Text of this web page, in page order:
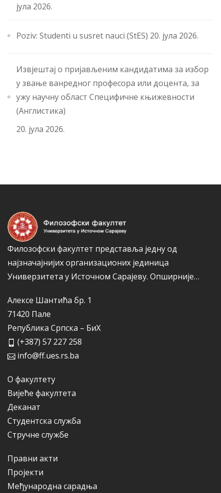
јула 2026.
Poziv: Studenti u susret nauci (StES) 20. јула 2026.
Извјештај о пријављеним кандидатима за избор
у звање ванредног професора или доцента, за
ужу научну област Специфичне књижевности
(Англистика)
20. јула 2026.
Филозофски факултет представља једну од
најзначајнијих организационих јединица
Универзитета у Источном Сарајеву. Опширније…
Алексе Шантића бр. 1
71420 Пале
Република Српска – БиХ
(+387) 57 227 258
info@ff.ues.rs.ba
О факултету
Вијеће факултета
Деканат
Студентска служба
Стручне службе
Правни акти
Пројекти
Међународна сарадња